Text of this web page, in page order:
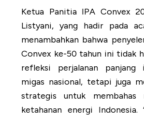
Ketua Panitia IPA Convex
Listyani, yang hadir pada
menambahkan bahwa
Convex ke-50 tahun ini tidak
refleksi perjalanan panjang
migas nasional, tetapi juga
strategis untuk membahas
ketahanan energi Indonesia.